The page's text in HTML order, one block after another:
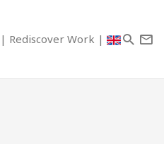
Rediscover Work